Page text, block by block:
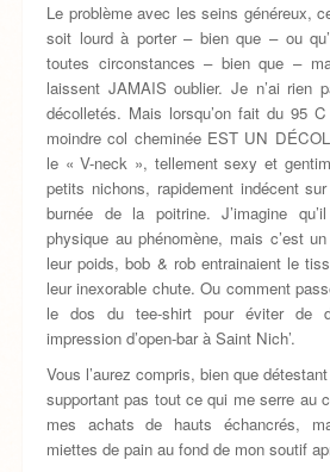
Le problème avec les seins généreux,
soit lourd à porter – bien que – ou
toutes circonstances – bien que –
laissent JAMAIS oublier. Je n’ai rien
décolletés. Mais lorsqu’on fait du 95
moindre col cheminée EST UN
le « V-neck », tellement sexy et
petits nichons, rapidement indécent
burnée de la poitrine. J’imagine
physique au phénomène, mais c’est
leur poids, bob & rob entrainaient le
leur inexorable chute. Ou comment
le dos du tee-shirt pour éviter de
impression d’open-bar à Saint Nich’.
Vous l’aurez compris, bien que
supportant pas tout ce qui me serre au
mes achats de hauts échancrés,
miettes de pain au fond de mon soutif